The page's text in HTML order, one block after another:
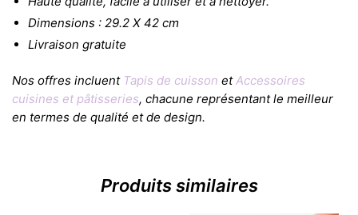
Dimensions : 29.2 X 42 cm
Livraison gratuite
Nos offres incluent Tapis de cuisson etAccessoires
cuisines et pâtisseries, chacune représentant le meilleur
en termes de qualité et de design.
Produits similaires